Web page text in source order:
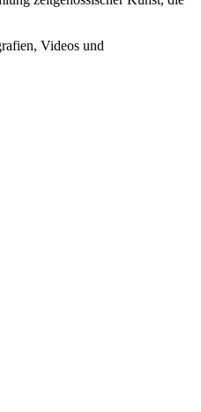
Videos und